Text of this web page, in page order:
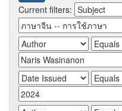
Current filters: